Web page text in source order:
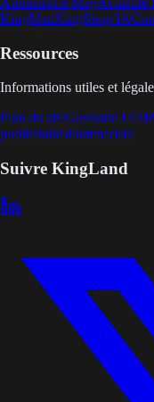
KingManKingShop IA
Ressources
Informations utiles et
Plan du siteGlossaire IA
publicitairesPartenariats
Suivre KingLand